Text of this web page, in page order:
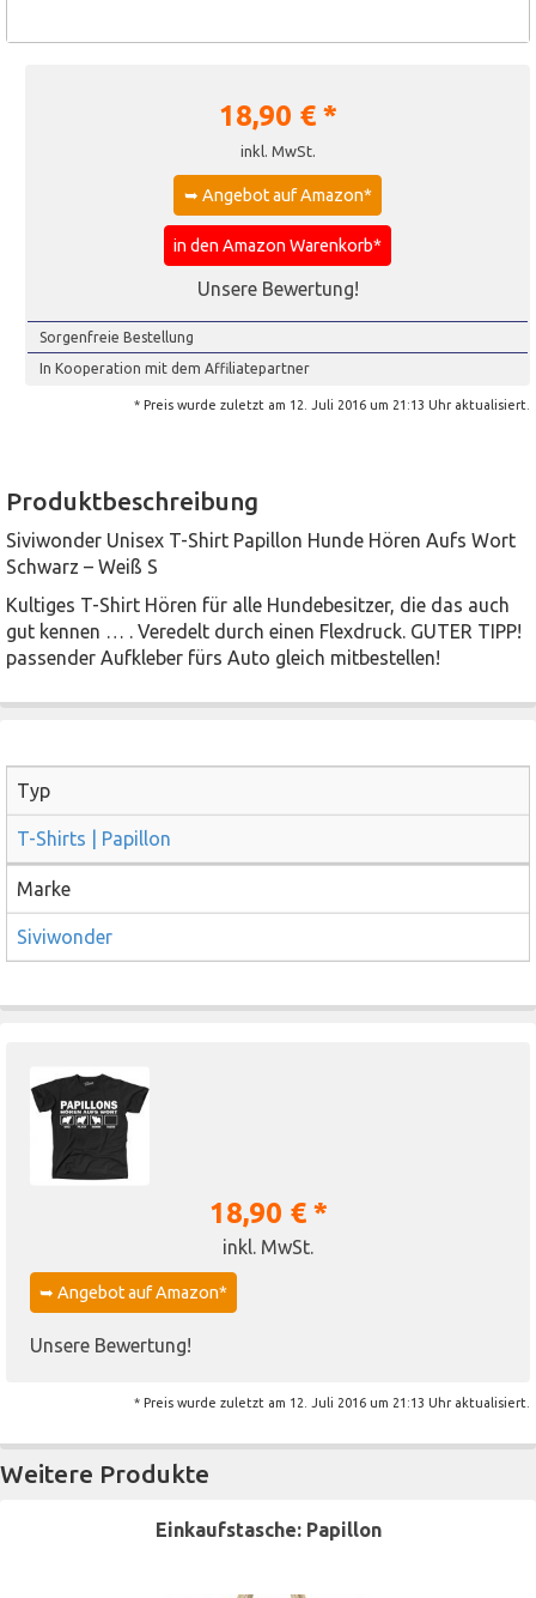
18,90 € *
inkl. MwSt.
➥ Angebot auf Amazon*
in den Amazon Warenkorb*
Unsere Bewertung!
Sorgenfreie Bestellung
In Kooperation mit dem Affiliatepartner
* Preis wurde zuletzt am 12. Juli 2016 um 21:13 Uhr aktualisiert.
Produktbeschreibung
Siviwonder Unisex T-Shirt Papillon Hunde Hören Aufs Wort
Schwarz – Weiß S
Kultiges T-Shirt Hören für alle Hundebesitzer, die das auch
gut kennen … . Veredelt durch einen Flexdruck. GUTER TIPP!
passender Aufkleber fürs Auto gleich mitbestellen!
Typ
T-Shirts | Papillon
Marke
Siviwonder
18,90 € *
inkl. MwSt.
➥ Angebot auf Amazon*
Unsere Bewertung!
* Preis wurde zuletzt am 12. Juli 2016 um 21:13 Uhr aktualisiert.
Weitere Produkte
Einkaufstasche: Papillon